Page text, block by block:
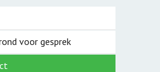
voor gesprek